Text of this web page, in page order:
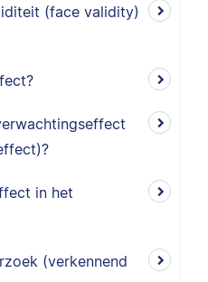
(face validity)
in het
(verkennend